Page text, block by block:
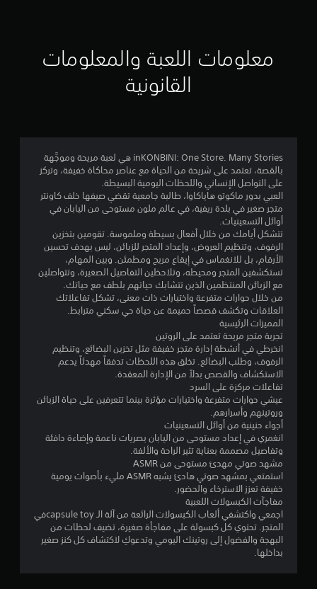
ي
3
3
ن
ج
5
ن
و
م
ن
إ
ج
معلومات اللعبة والمعلومات
القانونية
inKONBINI: One Store. Many Stories هي لعبة مريحة وموجَّهة
بالقصة، تعتمد على شريحة من الحياة مع عناصر محاكاة خفيفة، وتركز
على التواصل الإنساني واللحظات اليومية البسيطة.
العبي بدور ماكوتو هاياكاوا، طالبة جامعية تقضي صيفها خلف كاونتر
متجر صغير في بلدة ريفية، في عالم ملون مستوحى من اليابان في
أوائل التسعينيات.
تتشكل أيامك من خلال أفعال بسيطة وملموسة. تقومين بتخزين
الرفوف، وتنظيم العروض، وإعداد المتجر للزبائن، ليس بهدف تحسين
الأرقام، بل للانغماس في إيقاع مريح ومطمئن. وبين المهام،
تستكشفين المتجر ومحيطه، وتلاحظين التفاصيل الصغيرة، وتتواصلين
مع الزبائن المنتظمين الذين تتشابك حياتهم بلطف مع حياتك.
من خلال حوارات متفرعة واختيارات ذات معنى، تشكل تفاعلاتك
العلاقات وتكشف قصصاً حميمة عن حياة حي سكني مترابط.
المميزات الرئيسية
تجربة متجر مريحة تعتمد على الروتين
انخرطي في أنشطة إدارة متجر خفيفة مثل تخزين البضائع، وتنظيم
الرفوف، وطلب البضائع. تخلق هذه اللحظات تدفقاً مهدئاً يدعم
الاستكشاف والقصص بدلاً من الإدارة المعقدة.
تفاعلات مركزة على السرد
عيشي حوارات متفرعة واختيارات مؤثرة بينما تتعرفين على حياة الزبائن
وروتينهم وأسرارهم.
أجواء حنينية من أوائل التسعينيات
انغمري في إعداد مستوحى من اليابان بصريات ناعمة وإضاءة دافئة
وتفاصيل مصممة بعناية تثير الراحة والألفة.
مشهد صوتي مهدئ مستوحى من ASMR
استمتعي بمشهد صوتي هادئ يشبه ASMR مليء بأصوات يومية
خفيفة تعزز الاسترخاء والحضور.
مفاجآت الكبسولات اللعبية
اجمعي واكتشفي ألعاب الكبسولات الرائعة من آلة الـ capsule toyفي
المتجر. تحتوي كل كبسولة على مفاجأة صغيرة، تضيف لحظات من
البهجة والفضول إلى روتينك اليومي وتدعوكِ لاكتشاف كل كنز صغير
بداخلها.